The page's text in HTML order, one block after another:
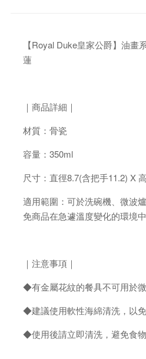
【Royal Duke皇家公爵】油畫
蓮
｜商品詳細｜
材質：骨瓷
容量：350ml
尺寸：直徑8.7(含把手11.2) X
適用範圍：可於洗碗機、微波
免商品在急遽溫度變化的環境
｜注意事項｜
◆有金屬花紋的餐具不可用於微
◆建議使用軟性海綿清洗，以免
◆使用後請立即清洗，避免食物